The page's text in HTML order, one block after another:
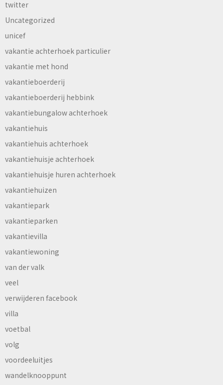
twitter
Uncategorized
unicef
vakantie achterhoek particulier
vakantie met hond
vakantieboerderij
vakantieboerderij hebbink
vakantiebungalow achterhoek
vakantiehuis
vakantiehuis achterhoek
vakantiehuisje achterhoek
vakantiehuisje huren achterhoek
vakantiehuizen
vakantiepark
vakantieparken
vakantievilla
vakantiewoning
van der valk
veel
verwijderen facebook
villa
voetbal
volg
voordeeluitjes
wandelknooppunt